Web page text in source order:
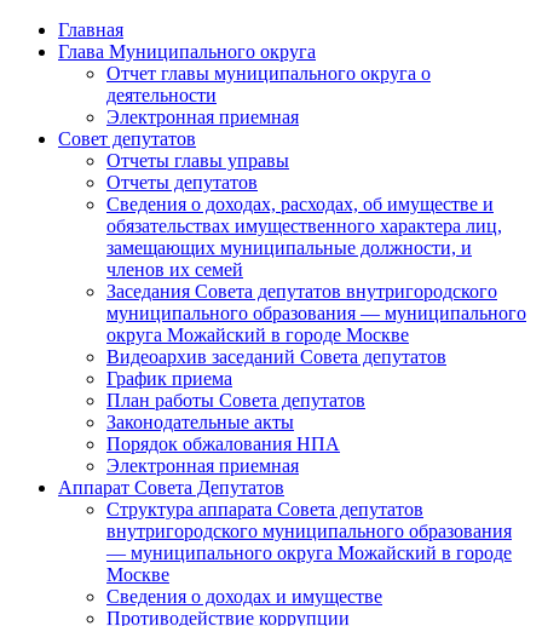
Главная
Глава Муниципального округа
Отчет главы муниципального округа о
деятельности
Электронная приемная
Совет депутатов
Отчеты главы управы
Отчеты депутатов
Сведения о доходах, расходах, об имуществе и
обязательствах имущественного характера лиц,
замещающих муниципальные должности, и
членов их семей
Заседания Совета депутатов внутригородского
муниципального образования — муниципального
округа Можайский в городе Москве
Видеоархив заседаний Совета депутатов
График приема
План работы Совета депутатов
Законодательные акты
Порядок обжалования НПА
Электронная приемная
Аппарат Совета Депутатов
Структура аппарата Совета депутатов
внутригородского муниципального образования
— муниципального округа Можайский в городе
Москве
Сведения о доходах и имуществе
Противодействие коррупции